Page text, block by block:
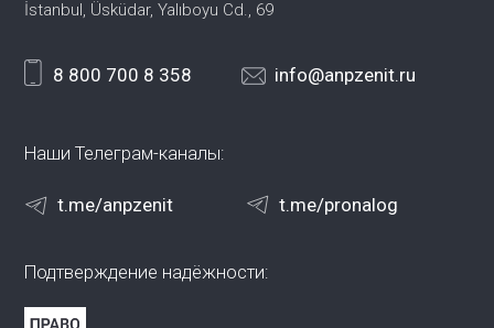
İstanbul, Üsküdar, Yalıboyu Cd., 69
8 800 700 8 358 info@anpzenit.ru
Наши Телеграм-каналы:
t.me/anpzenit t.me/pronalog
Подтверждение надёжности: